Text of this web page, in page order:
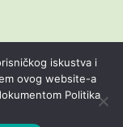
Kontakt
iskustva i
ovog website-a
Politika